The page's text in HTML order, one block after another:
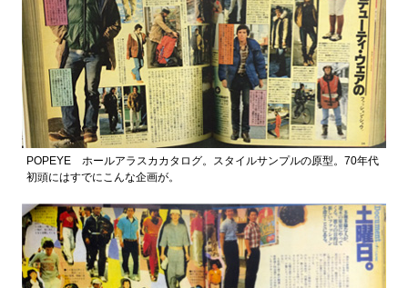
POPEYE ホールアラスカカタログ。スタイルサンプルの原型。70年代
初頭にはすでにこんな企画が。